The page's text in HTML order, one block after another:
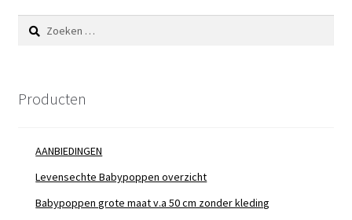
Zoeken
naar:
Producten
AANBIEDINGEN
Levensechte Babypoppen overzicht
Babypoppen grote maat v.a 50 cm zonder kleding